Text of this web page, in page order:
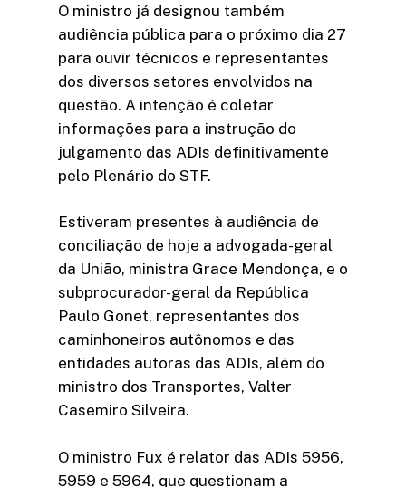
O ministro já designou também
audiência pública para o próximo dia 27
para ouvir técnicos e representantes
dos diversos setores envolvidos na
questão. A intenção é coletar
informações para a instrução do
julgamento das ADIs definitivamente
pelo Plenário do STF.
Estiveram presentes à audiência de
conciliação de hoje a advogada-geral
da União, ministra Grace Mendonça, e o
subprocurador-geral da República
Paulo Gonet, representantes dos
caminhoneiros autônomos e das
entidades autoras das ADIs, além do
ministro dos Transportes, Valter
Casemiro Silveira.
O ministro Fux é relator das ADIs 5956,
5959 e 5964, que questionam a